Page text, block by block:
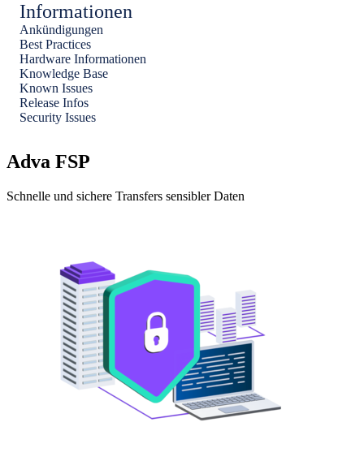
Informationen
Ankündigungen
Best Practices
Hardware Informationen
Knowledge Base
Known Issues
Release Infos
Security Issues
Adva FSP
Schnelle und sichere Transfers sensibler Daten